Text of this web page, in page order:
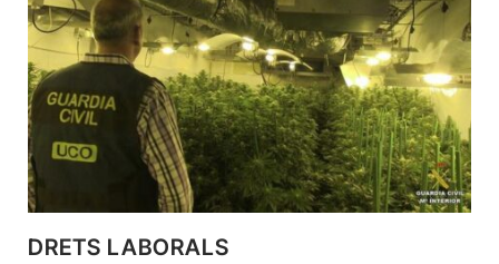
DRETS LABORALS